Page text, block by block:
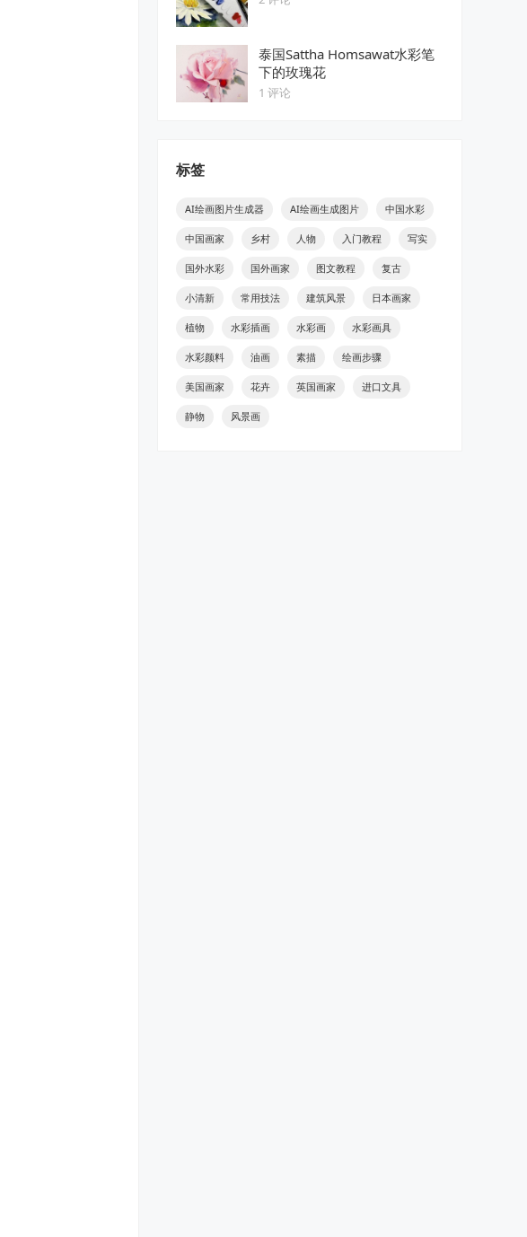
泰国Sattha Homsawat水彩笔
下的玫瑰花
1 评论
标签
AI绘画图片生成器 AI绘画生成图片 中国水彩
中国画家 乡村 人物 入门教程 写实
国外水彩 国外画家 图文教程 复古
小清新 常用技法 建筑风景 日本画家
植物 水彩插画 水彩画 水彩画具
水彩颜料 油画 素描 绘画步骤
美国画家 花卉 英国画家 进口文具
静物 风景画